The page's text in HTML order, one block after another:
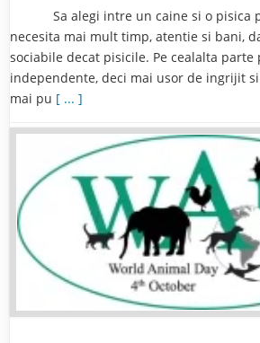
Sa alegi intre un caine si o pisica
necesita mai mult timp, atentie si bani,
sociabile decat pisicile. Pe cealalta
independente, deci mai usor de ingrijit
mai pu [ ... ]